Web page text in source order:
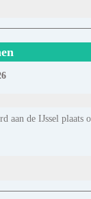
de IJssel plaats